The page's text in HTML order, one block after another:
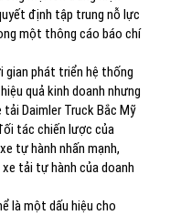
định tập trung nỗ lực
một thông cáo báo chí
gian phát triển hệ thống
quả kinh doanh nhưng
Daimler Truck Bắc Mỹ
tác chiến lược của
tự hành nhấn mạnh,
tải tự hành của doanh
là một dấu hiệu cho